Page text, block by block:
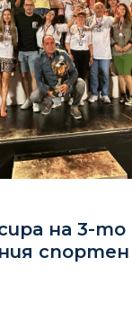
на 3-